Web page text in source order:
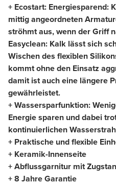
+ Ecostart: Energiesparend:
mittig angeordneten
ströhmt aus, wenn der Griff
Easyclean: Kalk lässt sich
Wischen des flexiblen
kommt ohne den Einsatz
damit ist auch eine längere
gewährleistet.
+ Wassersparfunktion:
Energie sparen und dabei
kontinuierlichen
+ Praktische und flexible
+ Keramik-Innenseite
+ Abflussgarnitur mit
+ 8 Jahre Garantie